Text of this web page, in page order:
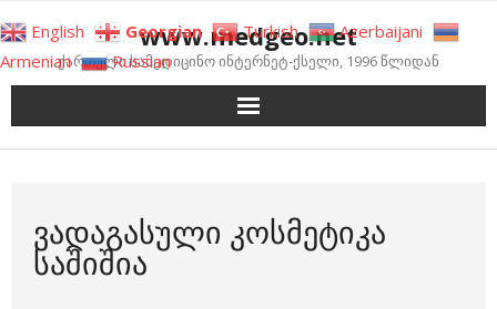
to
content
www.medgeo.net
ქართული სამედიცინო ინტერნეტ-ქსელი, 1996 წლიდან
ᲕᲐᲓᲐᲒᲐᲡᲣᲚᲘ ᲙᲝᲡᲛᲔᲢᲘᲙᲐ
ᲡᲐᲨᲘᲨᲘᲐ
English Georgian Turkish
Azerbaijani
Armenian
Russian